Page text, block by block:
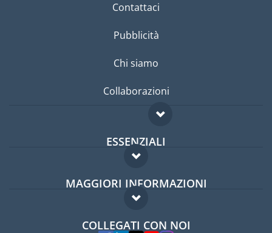
Contattaci
Pubblicità
Chi siamo
Collaborazioni
ESSENZIALI
Forum per expat
Guida per expat
MAGGIORI INFORMAZIONI
Domande frequenti
COLLEGATI CON NOI